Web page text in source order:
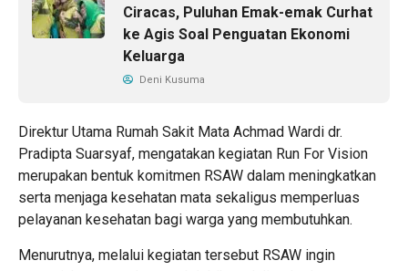
Ciracas, Puluhan Emak-emak Curhat
ke Agis Soal Penguatan Ekonomi
Keluarga
Deni Kusuma
Direktur Utama Rumah Sakit Mata Achmad Wardi dr.
Pradipta Suarsyaf, mengatakan kegiatan Run For Vision
merupakan bentuk komitmen RSAW dalam meningkatkan
serta menjaga kesehatan mata sekaligus memperluas
pelayanan kesehatan bagi warga yang membutuhkan.
Menurutnya, melalui kegiatan tersebut RSAW ingin